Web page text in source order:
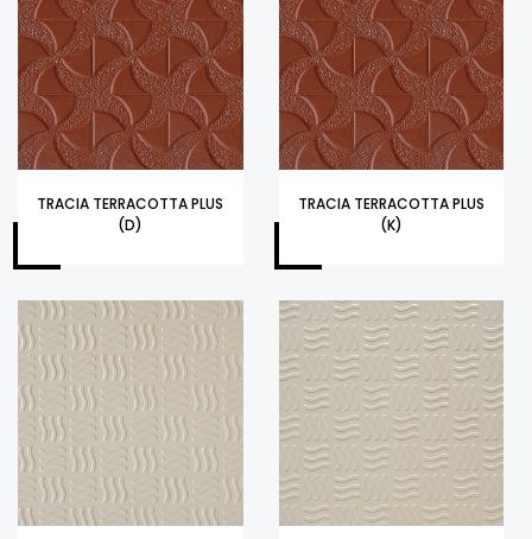
TRACIA TERRACOTTA PLUS
(D)
TRACIA TERRACOTTA PLUS
(K)